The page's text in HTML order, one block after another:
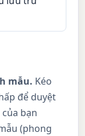
mẫu. Kéo
để duyệt
bạn
(phong